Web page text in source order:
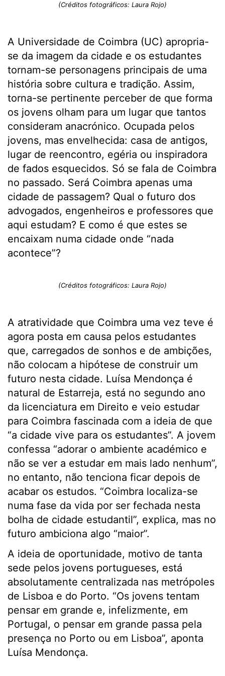
(Créditos fotográficos: Laura Rojo)
A Universidade de Coimbra (UC) apropria-
se da imagem da cidade e os estudantes
tornam-se personagens principais de uma
história sobre cultura e tradição. Assim,
torna-se pertinente perceber de que forma
os jovens olham para um lugar que tantos
consideram anacrónico. Ocupada pelos
jovens, mas envelhecida: casa de antigos,
lugar de reencontro, egéria ou inspiradora
de fados esquecidos. Só se fala de Coimbra
no passado. Será Coimbra apenas uma
cidade de passagem? Qual o futuro dos
advogados, engenheiros e professores que
aqui estudam? E como é que estes se
encaixam numa cidade onde “nada
acontece”?
(Créditos fotográficos: Laura Rojo)
A atratividade que Coimbra uma vez teve é
agora posta em causa pelos estudantes
que, carregados de sonhos e de ambições,
não colocam a hipótese de construir um
futuro nesta cidade. Luísa Mendonça é
natural de Estarreja, está no segundo ano
da licenciatura em Direito e veio estudar
para Coimbra fascinada com a ideia de que
“a cidade vive para os estudantes”. A jovem
confessa “adorar o ambiente académico e
não se ver a estudar em mais lado nenhum”,
no entanto, não tenciona ficar depois de
acabar os estudos. “Coimbra localiza-se
numa fase da vida por ser fechada nesta
bolha de cidade estudantil”, explica, mas no
futuro ambiciona algo “maior”.
A ideia de oportunidade, motivo de tanta
sede pelos jovens portugueses, está
absolutamente centralizada nas metrópoles
de Lisboa e do Porto. “Os jovens tentam
pensar em grande e, infelizmente, em
Portugal, o pensar em grande passa pela
presença no Porto ou em Lisboa”, aponta
Luísa Mendonça.